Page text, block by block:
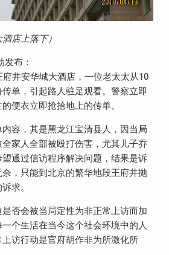
店上落下）
发布：
井安华城大酒店，一位老太太从10
单，引起路人驻足观看。警察立即
便衣立即抢拾地上的传单。
容，其是黑龙江宝清县人，因当局
家人全部被殴打伤害，尤其儿子乔
通过信访程序解决问题，结果是诉
，只能到北京的繁华地段王府井抛
求。
否会被当局定性为非正常上访而加
个生活在当今这个社会环境中的人
访行动是官府胡作非为所激化所